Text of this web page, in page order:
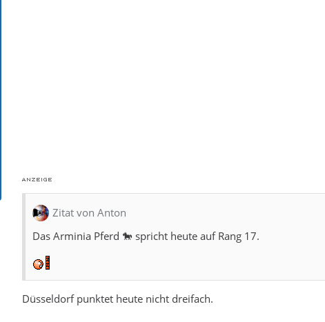
Zitat von Anton
Das Arminia Pferd 🐎 spricht heute auf Rang 17.
Düsseldorf punktet heute nicht dreifach.